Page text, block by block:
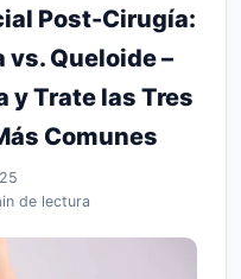
Post-Cirugía:
vs. Queloide –
y Trate las Tres
Comunes
de lectura